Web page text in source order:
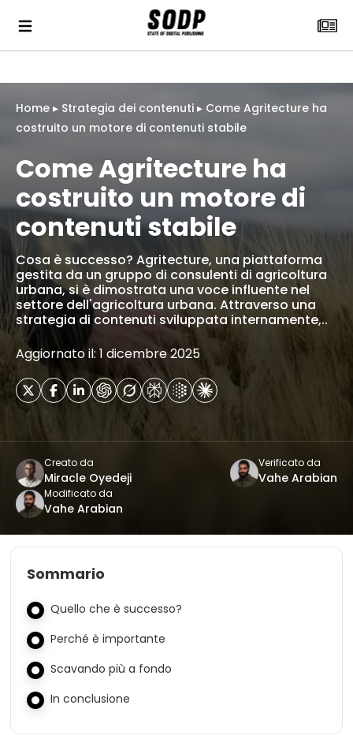
Home ▸ Strategia dei contenuti ▸ Come Agritecture ha
costruito un motore di contenuti stabile
Come Agritecture ha
costruito un motore di
contenuti stabile
Cosa è successo? Agritecture, una piattaforma
gestita da un gruppo di consulenti di agricoltura
urbana, si è dimostrata una voce influente nel
settore dell'agricoltura urbana. Attraverso una
strategia di contenuti sviluppata internamente,..
Aggiornato il: 1 dicembre 2025
Creato da
Miracle Oyedeji
Verificato da
Vahe Arabian
Modificato da
Vahe Arabian
Sommario
Quello che è successo?
Perché è importante
Scavando più a fondo
In conclusione